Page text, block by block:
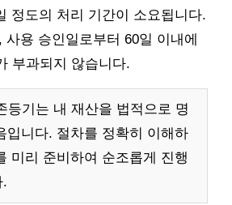
정도의 처리 기간이 소요됩니다.
용 승인일로부터 60일 이내에
부과되지 않습니다.
등기는 내 재산을 법적으로 명
입니다. 절차를 정확히 이해하
미리 준비하여 순조롭게 진행
.